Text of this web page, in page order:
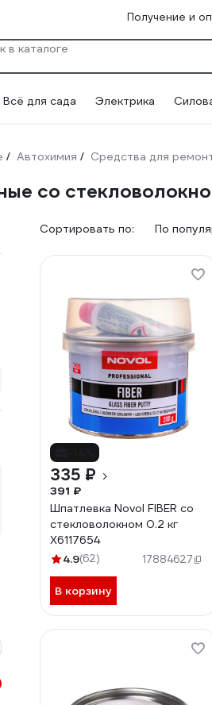
Получение и
Всё для сада Электрика
/ Автохимия / Средства для
со
Сортировать по: По
335 ₽
391 ₽
Шпатлевка Novol FIBER со
стекловолокном 0.2 кг
X6117654
4.9(62) 17884627
В корзину